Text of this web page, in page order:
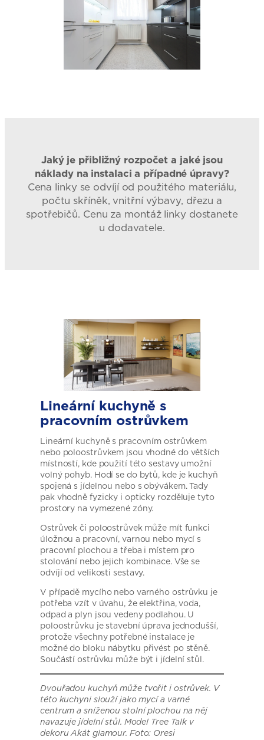
Jaký je přibližný rozpočet a jaké jsou
náklady na instalaci a případné úpravy?
Cena linky se odvíjí od použitého materiálu,
počtu skříněk, vnitřní výbavy, dřezu a
spotřebičů. Cenu za montáž linky dostanete
u dodavatele.
Lineární kuchyně s
pracovním ostrůvkem
Lineární kuchyně s pracovním ostrůvkem
nebo poloostrůvkem jsou vhodné do větších
místností, kde použití této sestavy umožní
volný pohyb. Hodí se do bytů, kde je kuchyň
spojená s jídelnou nebo s obývákem. Tady
pak vhodně fyzicky i opticky rozděluje tyto
prostory na vymezené zóny.
Ostrůvek či poloostrůvek může mít funkci
úložnou a pracovní, varnou nebo mycí s
pracovní plochou a třeba i místem pro
stolování nebo jejich kombinace. Vše se
odvíjí od velikosti sestavy.
V případě mycího nebo varného ostrůvku je
potřeba vzít v úvahu, že elektřina, voda,
odpad a plyn jsou vedeny podlahou. U
poloostrůvku je stavební úprava jednodušší,
protože všechny potřebné instalace je
možné do bloku nábytku přivést po stěně.
Součástí ostrůvku může být i jídelní stůl.
Dvouřadou kuchyň může tvořit i ostrůvek. V
této kuchyni slouží jako mycí a varné
centrum a sníženou stolní plochou na něj
navazuje jídelní stůl. Model Tree Talk v
dekoru Akát glamour. Foto: Oresi